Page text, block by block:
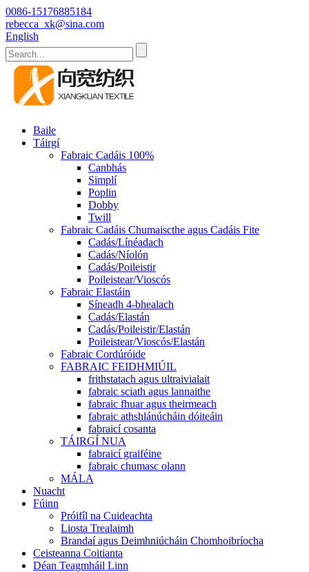
0086-15176885184
rebecca_xk@sina.com
English
Baile
Táirgí
Fabraic Cadáis 100%
Canbhás
Simplí
Poplin
Dobby
Twill
Fabraic Cadáis Chumaiscthe agus Cadáis Fite
Cadás/Línéadach
Cadás/Níolón
Cadás/Poileistir
Poileistear/Vioscós
Fabraic Elastáin
Síneadh 4-bhealach
Cadás/Elastán
Cadás/Poileistir/Elastán
Poileistear/Vioscós/Elastán
Fabraic Cordúróide
FABRAIC FEIDHMIÚIL
frithstatach agus ultraivialait
fabraic sciath agus lannaithe
fabraic fhuar agus theirmeach
fabraic athshlánúcháin dóiteáin
fabraicí cosanta
TÁIRGÍ NUA
fabraicí graiféine
fabraic chumasc olann
MÁLA
Nuacht
Fúinn
Próifíl na Cuideachta
Liosta Trealaimh
Brandaí agus Deimhniúcháin Chomhoibríocha
Ceisteanna Coitianta
Déan Teagmháil Linn